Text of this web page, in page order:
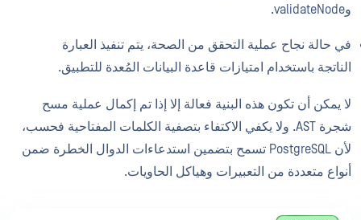
وvalidateNode.
في حالة نجاح عملية التحقق من الصحة، يتم تنفيذ العبارة
الناتجة باستخدام امتيازات قاعدة البيانات المُعدة للتطبيق.
لا يمكن أن تكون هذه البنية فعالة إلا إذا تم إكمال عملية مسح
شجرة AST. ولا يكفي الاكتفاء بتصفية الكلمات المفتاحية فحسب،
لأن PostgreSQL تسمح بتضمين استدعاءات الدوال الخطرة ضمن
أنواع متعددة من التعبيرات وهياكل الحاويات.